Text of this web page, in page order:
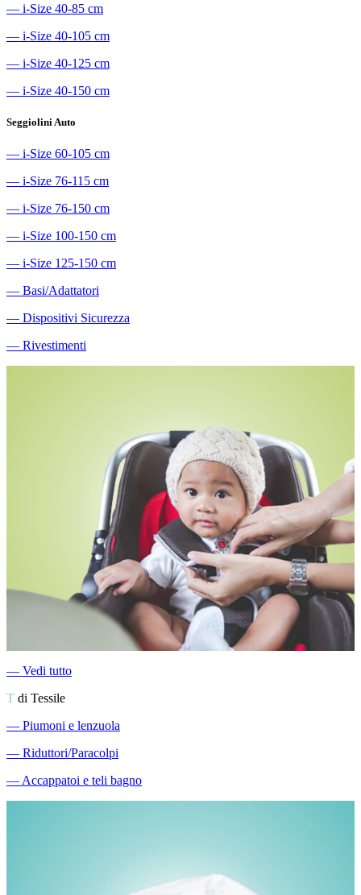
― i-Size 40-85 cm
― i-Size 40-105 cm
― i-Size 40-125 cm
― i-Size 40-150 cm
Seggiolini Auto
― i-Size 60-105 cm
― i-Size 76-115 cm
― i-Size 76-150 cm
― i-Size 100-150 cm
― i-Size 125-150 cm
― Basi/Adattatori
― Dispositivi Sicurezza
― Rivestimenti
― Vedi tutto
T di Tessile
― Piumoni e lenzuola
― Riduttori/Paracolpi
―Accappatoi e teli bagno